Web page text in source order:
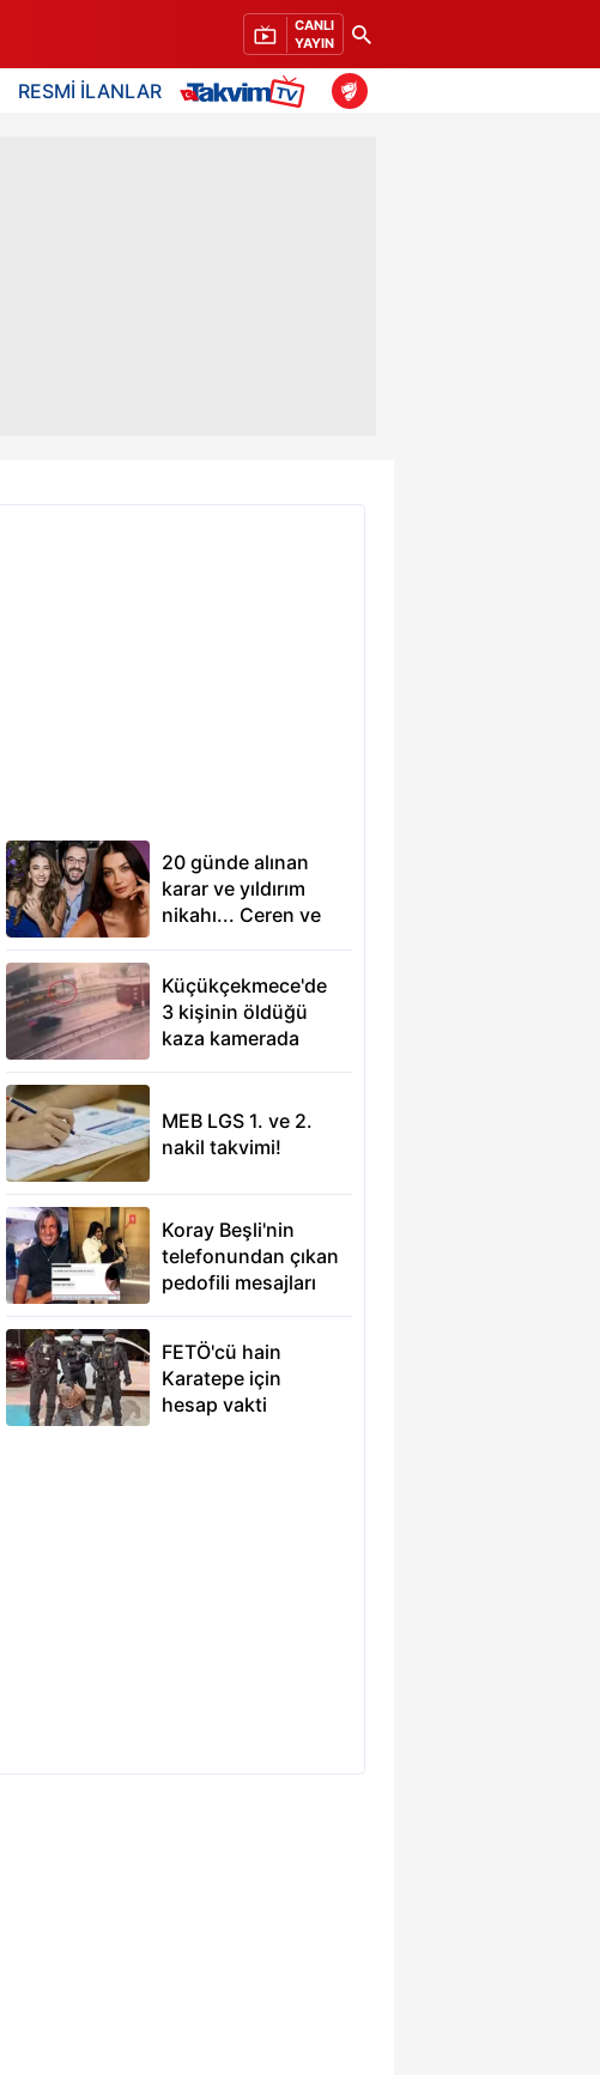
CANLI
YAYIN
RESMİ İLANLAR
20 günde alınan
karar ve yıldırım
nikahı... Ceren ve
16 yıl sonra gelen
itiraf
Küçükçekmece'de
3 kişinin öldüğü
kaza kamerada
MEB LGS 1. ve 2.
nakil takvimi!
Koray Beşli'nin
telefonundan çıkan
pedofili mesajları
FETÖ'cü hain
Karatepe için
hesap vakti